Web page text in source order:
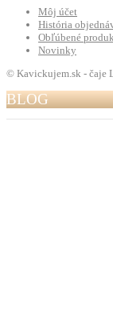
Môj účet
História
Obľúbené
Novinky
© Kavickujem.sk - čaje
BLOG